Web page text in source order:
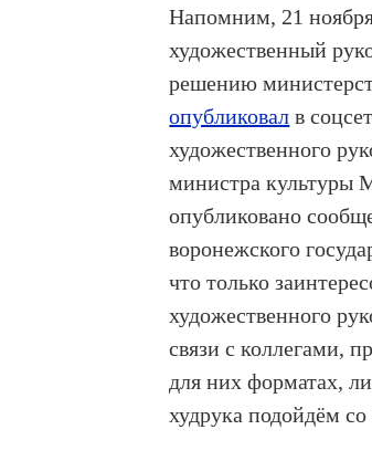
Напомним, 21
художественный
решению
опубликовал в
художественного
министра культуры
опубликовано
воронежского
что только
художественного
связи с коллегами,
для них форматах,
худрука подойдём